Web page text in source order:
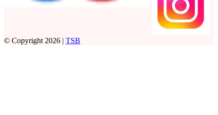
© Copyright 2026 | TSB